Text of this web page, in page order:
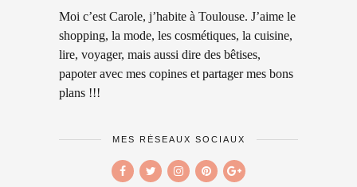
Moi c’est Carole, j’habite à Toulouse. J’aime le
shopping, la mode, les cosmétiques, la cuisine,
lire, voyager, mais aussi dire des bêtises,
papoter avec mes copines et partager mes bons
plans !!!
MES RÉSEAUX SOCIAUX